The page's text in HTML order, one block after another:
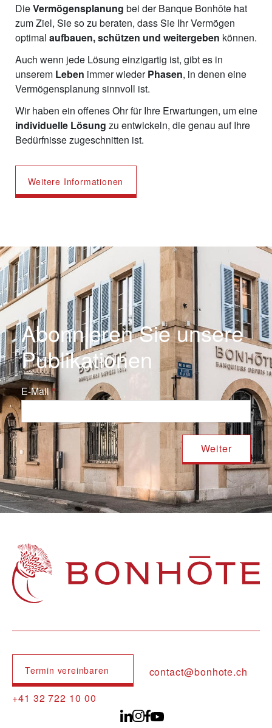
DieVermögensplanung bei der Banque Bonhôte hat
zum Ziel, Sie so zu beraten, dass Sie Ihr Vermögen
optimal aufbauen, schützen und weitergeben können.
Auch wenn jede Lösung einzigartig ist, gibt es in
unserem Leben immer wiederPhasen, in denen eine
Vermögensplanung sinnvoll ist.
Wir haben ein offenes Ohr für Ihre Erwartungen, um eine
individuelle Lösung zu entwickeln, die genau auf Ihre
Bedürfnisse zugeschnitten ist.
Weitere Informationen
Abonnieren Sie unsere
Publikationen
E-Mail
Navigation principale
Termin vereinbaren
contact@bonhote.ch
+41 32 722 10 00